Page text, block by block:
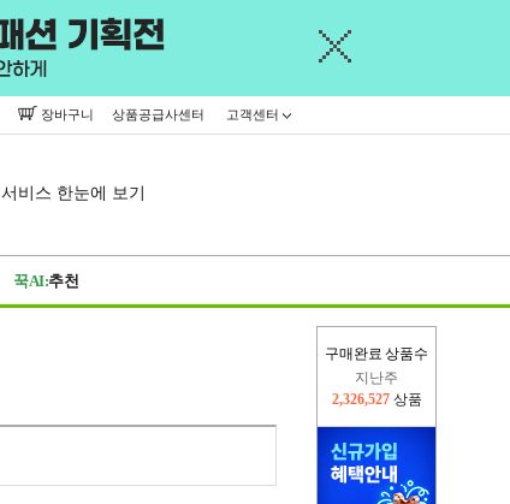
장바구니 상품공급사센터 고객센터
서비스 한눈에 보기
꾹AI:추천
구매완료 상품수
이번주
2,224,241 상품